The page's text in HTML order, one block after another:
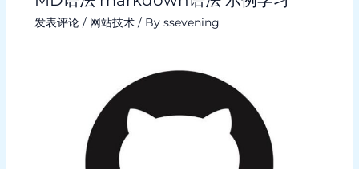
发表评论 / 网站技术/ By ssevening